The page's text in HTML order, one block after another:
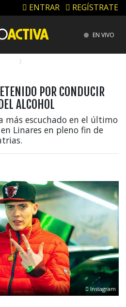
ENTRAR REGÍSTRATE
EN VIVO
POR CONDUCIR
ALCOHOL
más escuchado en el último
Linares en pleno fin de
Instagram